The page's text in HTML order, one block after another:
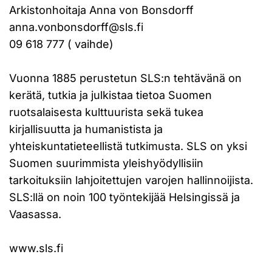
Arkistonhoitaja Anna von Bonsdorff
anna.vonbonsdorff@sls.fi
09 618 777 ( vaihde)
Vuonna 1885 perustetun SLS:n tehtävänä on
kerätä, tutkia ja julkistaa tietoa Suomen
ruotsalaisesta kulttuurista sekä tukea
kirjallisuutta ja humanistista ja
yhteiskuntatieteellistä tutkimusta. SLS on yksi
Suomen suurimmista yleishyödyllisiin
tarkoituksiin lahjoitettujen varojen hallinnoijista.
SLS:llä on noin 100 työntekijää Helsingissä ja
Vaasassa.
www.sls.fi